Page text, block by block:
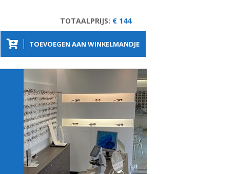
TOTAALPRIJS: € 144
TOEVOEGEN AAN WINKELMANDJE